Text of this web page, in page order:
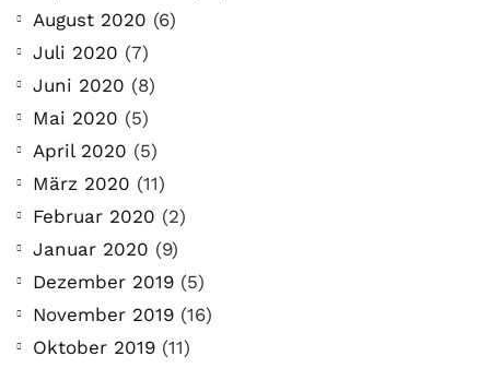
August 2020 (6)
Juli 2020 (7)
Juni 2020 (8)
Mai 2020 (5)
April 2020 (5)
März 2020 (11)
Februar 2020 (2)
Januar 2020 (9)
Dezember 2019 (5)
November 2019 (16)
Oktober 2019 (11)